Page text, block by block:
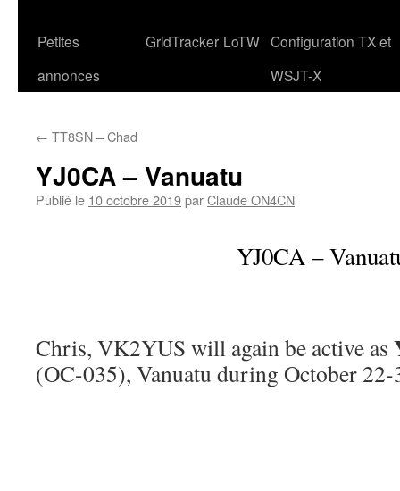
Petites
annonces
GridTracker LoTW Configuration TX et
WSJT-X
← TT8SN – Chad
YJ0CA – Vanuatu
Publié le 10 octobre 2019parClaude ON4CN
YJ0CA –
Chris, VK2YUS will again be active as
(OC-035), Vanuatu during October